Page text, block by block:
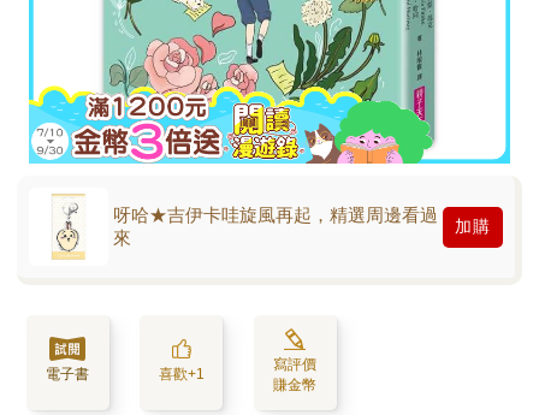
呀哈★吉伊卡哇旋風再起，精選周邊看過
來
加購
電子書 喜歡+1
寫評價
賺金幣